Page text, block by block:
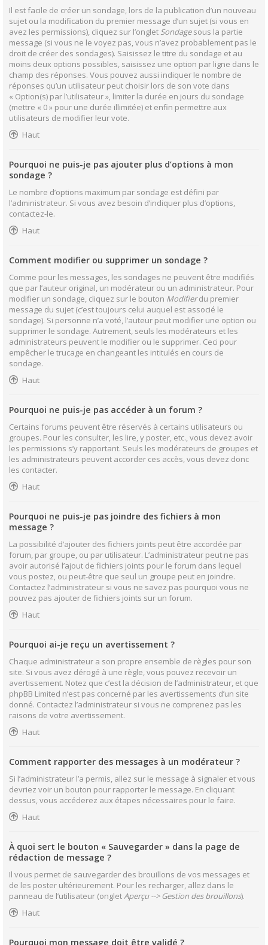
Il est facile de créer un sondage, lors de la publication d’un nouveau
sujet ou la modification du premier message d’un sujet (si vous en
avez les permissions), cliquez sur l’onglet Sondagesous la partie
message (si vous ne le voyez pas, vous n’avez probablement pas le
droit de créer des sondages). Saisissez le titre du sondage et au
moins deux options possibles, saisissez une option par ligne dans le
champ des réponses. Vous pouvez aussi indiquer le nombre de
réponses qu’un utilisateur peut choisir lors de son vote dans
« Option(s) par l’utilisateur », limiter la durée en jours du sondage
(mettre « 0 » pour une durée illimitée) et enfin permettre aux
utilisateurs de modifier leur vote.
Haut
Pourquoi ne puis-je pas ajouter plus d’options à mon
sondage ?
Le nombre d’options maximum par sondage est défini par
l’administrateur. Si vous avez besoin d’indiquer plus d’options,
contactez-le.
Haut
Comment modifier ou supprimer un sondage ?
Comme pour les messages, les sondages ne peuvent être modifiés
que par l’auteur original, un modérateur ou un administrateur. Pour
modifier un sondage, cliquez sur le bouton Modifierdu premier
message du sujet (c’est toujours celui auquel est associé le
sondage). Si personne n’a voté, l’auteur peut modifier une option ou
supprimer le sondage. Autrement, seuls les modérateurs et les
administrateurs peuvent le modifier ou le supprimer. Ceci pour
empêcher le trucage en changeant les intitulés en cours de
sondage.
Haut
Pourquoi ne puis-je pas accéder à un forum ?
Certains forums peuvent être réservés à certains utilisateurs ou
groupes. Pour les consulter, les lire, y poster, etc., vous devez avoir
les permissions s’y rapportant. Seuls les modérateurs de groupes et
les administrateurs peuvent accorder ces accès, vous devez donc
les contacter.
Haut
Pourquoi ne puis-je pas joindre des fichiers à mon
message ?
La possibilité d’ajouter des fichiers joints peut être accordée par
forum, par groupe, ou par utilisateur. L’administrateur peut ne pas
avoir autorisé l’ajout de fichiers joints pour le forum dans lequel
vous postez, ou peut-être que seul un groupe peut en joindre.
Contactez l’administrateur si vous ne savez pas pourquoi vous ne
pouvez pas ajouter de fichiers joints sur un forum.
Haut
Pourquoi ai-je reçu un avertissement ?
Chaque administrateur a son propre ensemble de règles pour son
site. Si vous avez dérogé à une règle, vous pouvez recevoir un
avertissement. Notez que c’est la décision de l’administrateur, et que
phpBB Limited n’est pas concerné par les avertissements d’un site
donné. Contactez l’administrateur si vous ne comprenez pas les
raisons de votre avertissement.
Haut
Comment rapporter des messages à un modérateur ?
Si l’administrateur l’a permis, allez sur le message à signaler et vous
devriez voir un bouton pour rapporter le message. En cliquant
dessus, vous accéderez aux étapes nécessaires pour le faire.
Haut
À quoi sert le bouton « Sauvegarder » dans la page de
rédaction de message ?
Il vous permet de sauvegarder des brouillons de vos messages et
de les poster ultérieurement. Pour les recharger, allez dans le
panneau de l’utilisateur (ongletAperçu --> Gestion des brouillons).
Haut
Pourquoi mon message doit être validé ?